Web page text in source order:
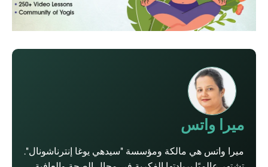
ميرا واتس
ميرا واتس هي مالكة ومؤسسة "سيدهي يوغا إنترناشونال".